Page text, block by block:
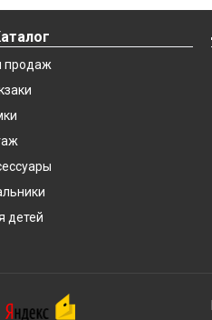
продаж
детей